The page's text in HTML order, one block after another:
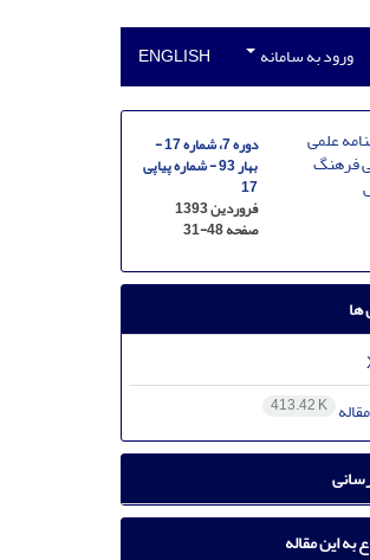
ورود به سامانه ENGLISH
دوره 7، شماره 17 -
بهار 93 - شماره پیاپی
17
فروردین 1393
صفحه31-48
ها
413.42 K
به این مقاله